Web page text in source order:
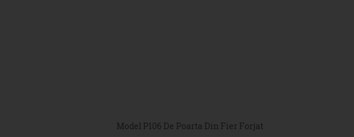
Model P106 De Poarta Din Fier Forjat